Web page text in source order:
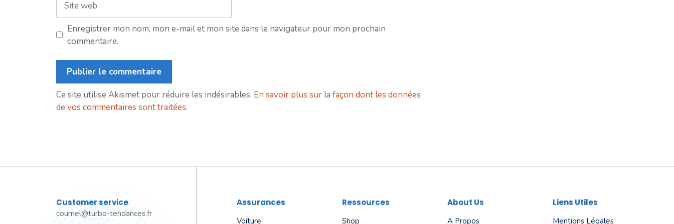
web
Enregistrer mon nom, mon e-mail et mon site dans le navigateur pour mon prochain
commentaire.
Ce site utilise Akismet pour réduire les indésirables. En savoir plus sur la façon dont les données
de vos commentaires sont traitées.
Customer service
courriel@turbo-tendances.fr
Assurances
Voiture
Ressources
Shop
About Us
A Propos
Liens Utiles
Mentions Légales